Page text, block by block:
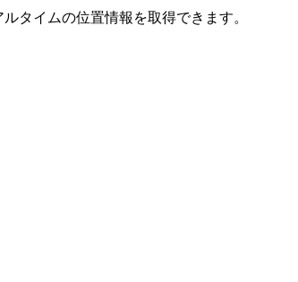
タイムの位置情報を取得できます。